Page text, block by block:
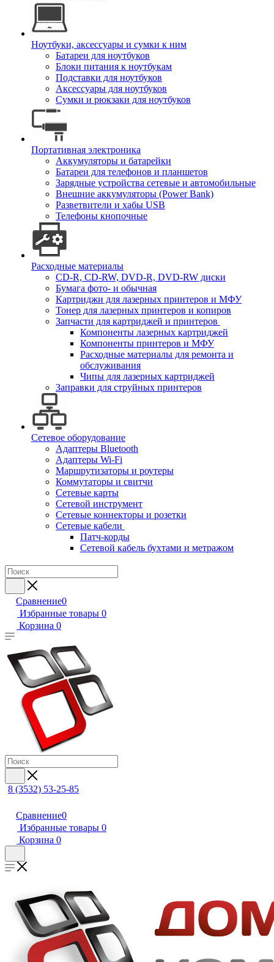
Ноутбуки, аксессуары и сумки к ним
Батареи для ноутбуков
Блоки питания к ноутбукам
Подставки для ноутбуков
Аксессуары для ноутбуков
Сумки и рюкзаки для ноутбуков
Портативная электроника
Аккумуляторы и батарейки
Батареи для телефонов и планшетов
Зарядные устройства сетевые и автомобильные
Внешние аккумуляторы (Power Bank)
Разветвители и хабы USB
Телефоны кнопочные
Расходные материалы
CD-R, CD-RW, DVD-R, DVD-RW диски
Бумага фото- и обычная
Картриджи для лазерных принтеров и МФУ
Тонер для лазерных принтеров и копиров
Запчасти для картриджей и принтеров
Компоненты лазерных картриджей
Компоненты принтеров и МФУ
Расходные материалы для ремонта и
обслуживания
Чипы для лазерных картриджей
Заправки для струйных принтеров
Сетевое оборудование
Адаптеры Bluetooth
Адаптеры Wi-Fi
Маршрутизаторы и роутеры
Коммутаторы и свитчи
Сетевые карты
Сетевой инструмент
Сетевые коннекторы и розетки
Сетевые кабели
Патч-корды
Сетевой кабель бухтами и метражом
Сравнение0
Избранные товары 0
Корзина 0
8 (3532) 53-25-85
Сравнение0
Избранные товары 0
Корзина 0